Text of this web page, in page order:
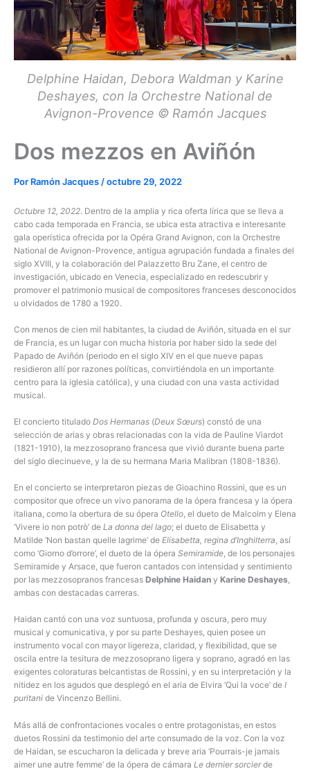
Delphine Haidan, Debora Waldman y Karine
Deshayes, con la Orchestre National de
Avignon-Provence © Ramón Jacques
Dos mezzos en Aviñón
Por Ramón Jacques /octubre 29, 2022
Octubre 12, 2022. Dentro de la amplia y rica oferta lírica que se lleva a
cabo cada temporada en Francia, se ubica esta atractiva e interesante
gala operística ofrecida por la Opéra Grand Avignon, con la Orchestre
National de Avignon-Provence, antigua agrupación fundada a finales del
siglo XVIII, y la colaboración del Palazzetto Bru Zane, el centro de
investigación, ubicado en Venecia, especializado en redescubrir y
promover el patrimonio musical de compositores franceses desconocidos
u olvidados de 1780 a 1920.
Con menos de cien mil habitantes, la ciudad de Aviñón, situada en el sur
de Francia, es un lugar con mucha historia por haber sido la sede del
Papado de Aviñón (periodo en el siglo XIV en el que nueve papas
residieron allí por razones políticas, convirtiéndola en un importante
centro para la iglesia católica), y una ciudad con una vasta actividad
musical.
El concierto titulado Dos Hermanas (Deux Sœurs) constó de una
selección de arias y obras relacionadas con la vida de Pauline Viardot
(1821-1910), la mezzosoprano francesa que vivió durante buena parte
del siglo diecinueve, y la de su hermana Maria Malibran (1808-1836).
En el concierto se interpretaron piezas de Gioachino Rossini, que es un
compositor que ofrece un vivo panorama de la ópera francesa y la ópera
italiana, como la obertura de su ópera Otello, el dueto de Malcolm y Elena
‘Vivere io non potrò’ de La donna del lago; el dueto de Elisabetta y
Matilde ‘Non bastan quelle lagrime’ de Elisabetta, regina d’Inghilterra, así
como ‘Giorno d’orrore’, el dueto de la ópera Semiramide, de los personajes
Semiramide y Arsace, que fueron cantados con intensidad y sentimiento
por las mezzosopranos francesas Delphine Haidan y Karine Deshayes,
ambas con destacadas carreras.
Haidan cantó con una voz suntuosa, profunda y oscura, pero muy
musical y comunicativa, y por su parte Deshayes, quien posee un
instrumento vocal con mayor ligereza, claridad, y flexibilidad, que se
oscila entre la tesitura de mezzosoprano ligera y soprano, agradó en las
exigentes coloraturas belcantistas de Rossini, y en su interpretación y la
nitidez en los agudos que desplegó en el aria de Elvira ‘Qui la voce’ de I
puritani de Vincenzo Bellini.
Más allá de confrontaciones vocales o entre protagonistas, en estos
duetos Rossini da testimonio del arte consumado de la voz. Con la voz
de Haidan, se escucharon la delicada y breve aria ‘Pourrais-je jamais
aimer une autre femme’ de la ópera de cámara Le dernier sorcierde